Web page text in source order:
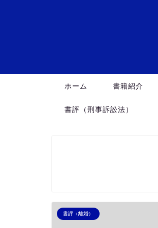
ホーム 書籍紹介
書評（刑事訴訟法）
書評（離婚）